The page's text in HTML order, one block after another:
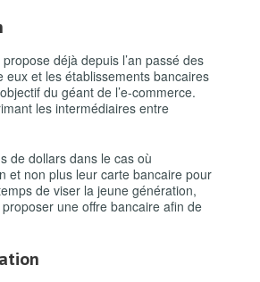
déjà depuis l’an passé des
et les établissements bancaires
du géant de l’e-commerce.
les intermédiaires entre
de dollars dans le cas où
et non plus leur carte bancaire pour
de viser la jeune génération,
une offre bancaire afin de